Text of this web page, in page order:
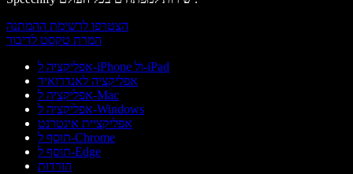
הצטרפו לרשימת ההמתנה
המרת טקסט לדיבור
אפליקציה ל-iPhone ול-iPad
אפליקציה לאנדרואיד
אפליקציה ל-Mac
אפליקציה ל-Windows
אפליקציית אינטרנט
תוסף ל-Chrome
תוסף ל-Edge
הורדות